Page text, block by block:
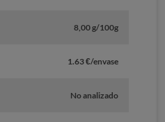
8,00 g/100g
1.63 €/envase
No analizado